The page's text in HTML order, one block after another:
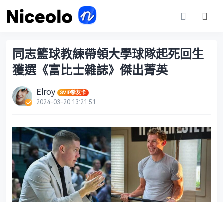
同志籃球教練帶領大學球隊起死回生
獲選《富比士雜誌》傑出菁英
Elroy SVIP摯友卡
2024-03-20 13:21:51